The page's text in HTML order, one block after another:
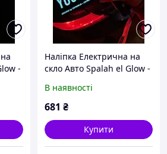
-
Наліпка Електрична на
скло Авто Spalah el Glow -
режимів горіння з
анімацією!
В наявності
681 ₴
Купити